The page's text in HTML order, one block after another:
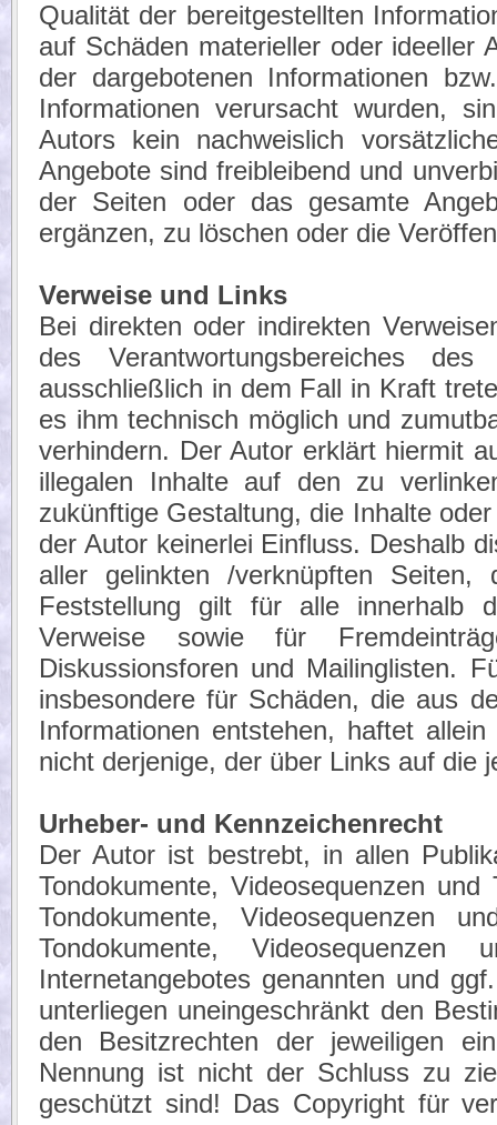
Qualität der bereitgestellten
auf Schäden materieller oder ideeller
der dargebotenen Informationen
Informationen verursacht wurden,
Autors kein nachweislich
Angebote sind freibleibend und
der Seiten oder das gesamte
ergänzen, zu löschen oder die
Verweise und Links
Bei direkten oder indirekten
des Verantwortungsbereiches
ausschließlich in dem Fall in Kraft
es ihm technisch möglich und
verhindern. Der Autor erklärt hiermit
illegalen Inhalte auf den zu
zukünftige Gestaltung, die Inhalte
der Autor keinerlei Einfluss. Deshalb
aller gelinkten /verknüpften
Feststellung gilt für alle innerhalb
Verweise sowie für
Diskussionsforen und Mailinglisten.
insbesondere für Schäden, die aus
Informationen entstehen, haftet
nicht derjenige, der über Links auf die
Urheber- und Kennzeichenrecht
Der Autor ist bestrebt, in allen
Tondokumente, Videosequenzen
Tondokumente, Videosequenzen
Tondokumente,
Internetangebotes genannten und
unterliegen uneingeschränkt den
den Besitzrechten der jeweiligen
Nennung ist nicht der Schluss zu
geschützt sind! Das Copyright für